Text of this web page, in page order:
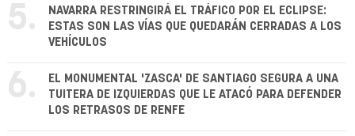
5.
NAVARRA RESTRINGIRÁ EL TRÁFICO POR EL ECLIPSE:
ESTAS SON LAS VÍAS QUE QUEDARÁN CERRADAS A LOS
VEHÍCULOS
6.
EL MONUMENTAL 'ZASCA' DE SANTIAGO SEGURA A UNA
TUITERA DE IZQUIERDAS QUE LE ATACÓ PARA DEFENDER
LOS RETRASOS DE RENFE